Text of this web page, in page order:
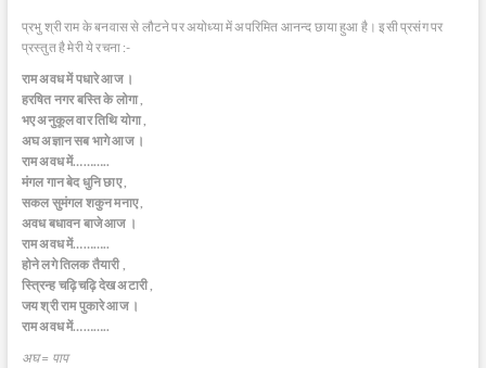
प्रभु श्री राम के बनवास से लौटने पर अयोध्या में अपरिमित आनन्द छाया हुआ है। इसी प्रसंग पर
प्रस्तुत है मेरी ये रचना :-
राम अवध में पधारे आज ।
हरषित नगर बस्ति के लोगा ,
भए अनुकूल वार तिथि योगा ,
अघ अज्ञान सब भागे आज ।
राम अवध में………..
मंगल गान बेद धुनि छाए ,
सकल सुमंगल शकुन मनाए ,
अवध बधावन बाजे आज ।
राम अवध में………..
होने लगे तिलक तैयारी ,
स्त्रिन्ह चढ़ि चढ़ि देख अटारी ,
जय श्री राम पुकारे आज ।
राम अवध में………..
अघ = पाप